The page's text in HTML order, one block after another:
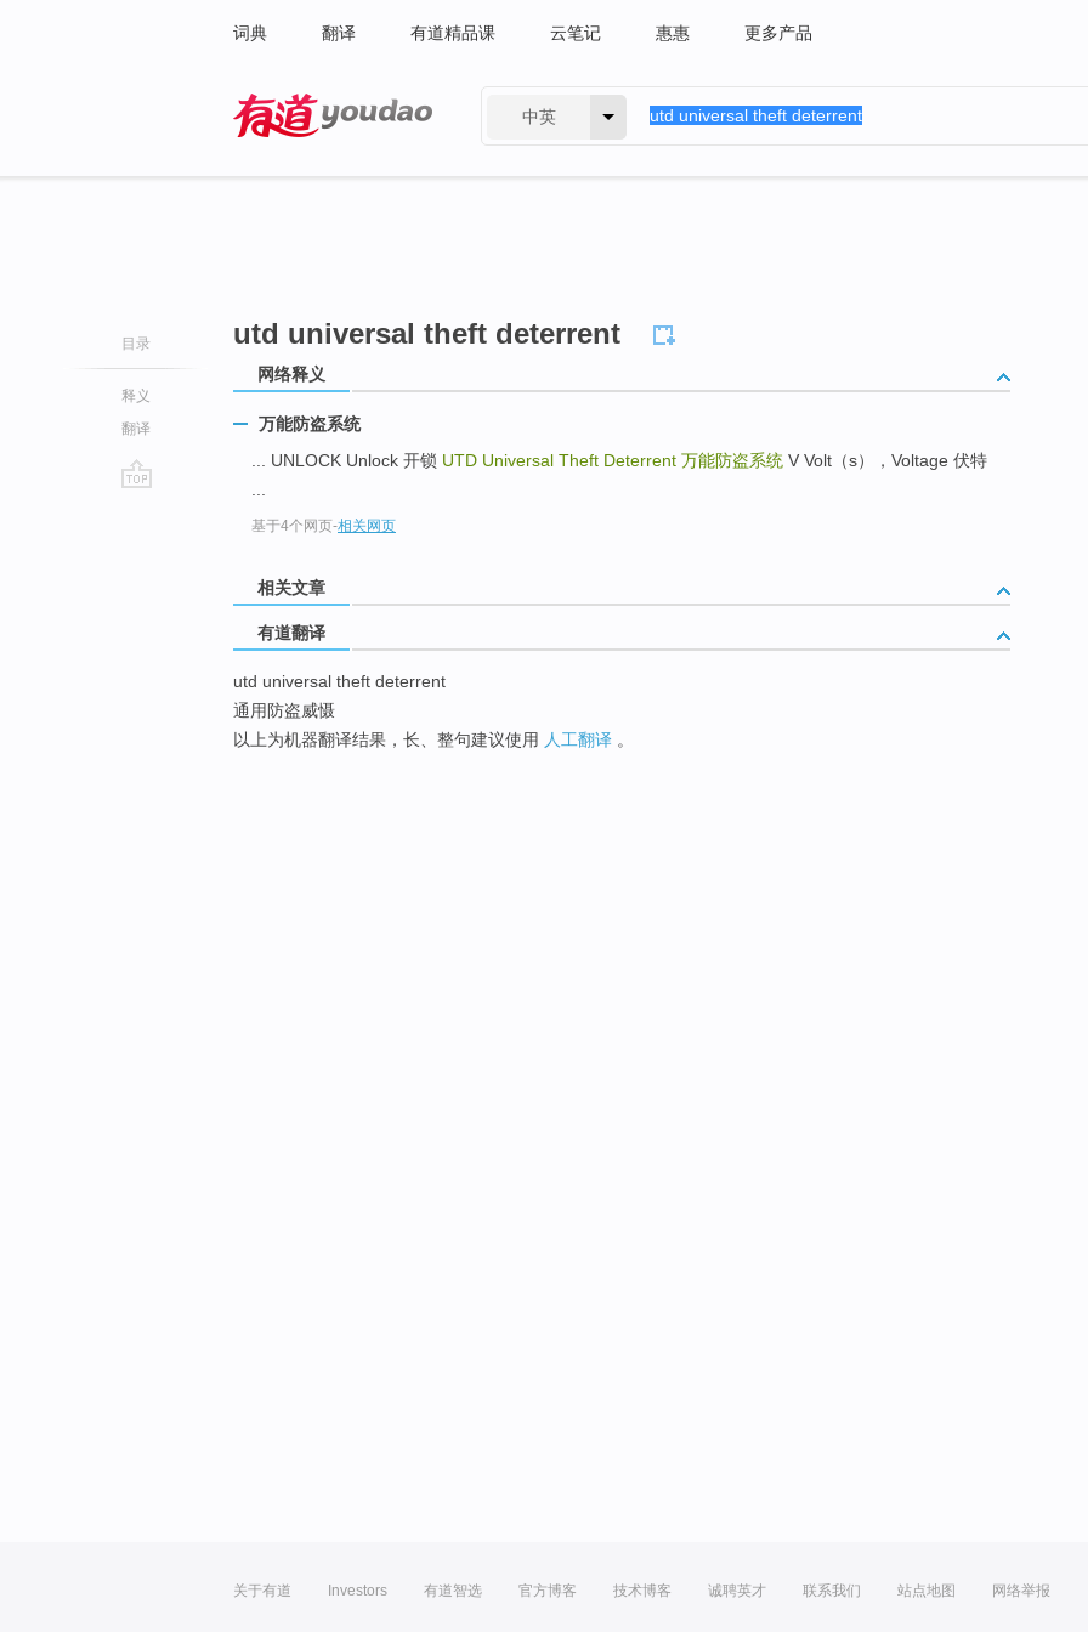
词典 翻译 有道精品课 云笔记 惠惠 更多产品
中英
目录
释义
翻译
utd universal theft deterrent
网络释义
万能防盗系统
... UNLOCK Unlock 开锁 UTD Universal Theft Deterrent 万能防盗系统 V Volt（s），Voltage 伏特
基于4个网页-相关网页
相关文章
有道翻译
utd universal theft deterrent
通用防盗威慑
以上为机器翻译结果，长、整句建议使用 人工翻译 。
关于有道 Investors 有道智选 官方博客 技术博客 诚聘英才 联系我们 站点地图 网络举报